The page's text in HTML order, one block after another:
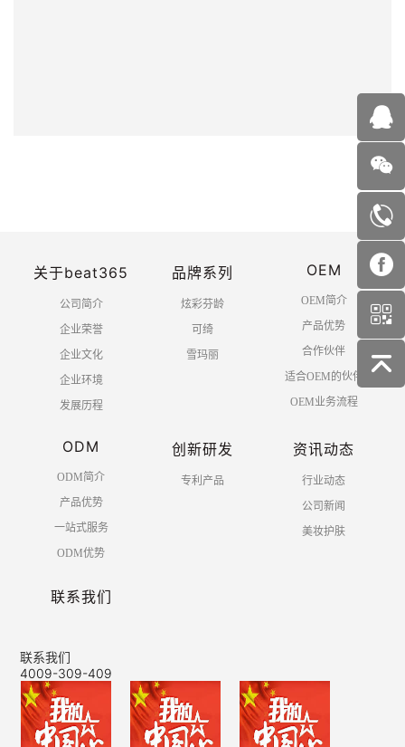
关于beat365
公司简介
企业荣誉
企业文化
企业环境
发展历程
品牌系列
炫彩芬龄
可绮
雪玛丽
OEM
OEM简介
产品优势
合作伙伴
适合OEM的伙伴
OEM业务流程
ODM
ODM简介
产品优势
一站式服务
ODM优势
创新研发
专利产品
资讯动态
行业动态
公司新闻
美妆护肤
联系我们
联系我们
4009-309-409